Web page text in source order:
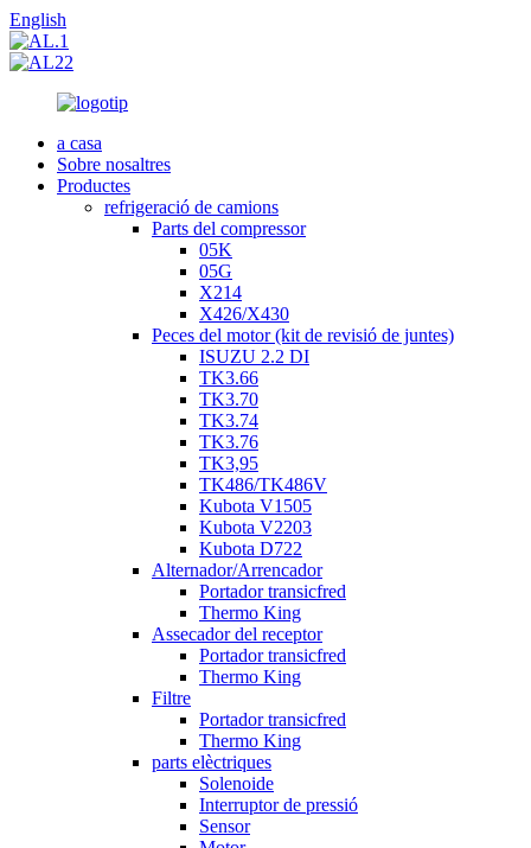
English
a casa
Sobre nosaltres
Productes
refrigeració de camions
Parts del compressor
05K
05G
X214
X426/X430
Peces del motor (kit de revisió de juntes)
ISUZU 2.2 DI
TK3.66
TK3.70
TK3.74
TK3.76
TK3,95
TK486/TK486V
Kubota V1505
Kubota V2203
Kubota D722
Alternador/Arrencador
Portador transicfred
Thermo King
Assecador del receptor
Portador transicfred
Thermo King
Filtre
Portador transicfred
Thermo King
parts elèctriques
Solenoide
Interruptor de pressió
Sensor